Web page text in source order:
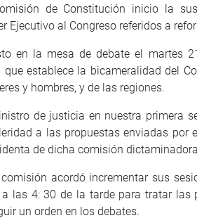
de Constitución inicio la
Ejecutivo al Congreso referidos a
en la mesa de debate el martes
que establece la bicameralidad del
y hombres, y de las regiones.
de justicia en nuestra primera
a las propuestas enviadas por
de dicha comisión
acordó incrementar sus
las 4: 30 de la tarde para tratar las
un orden en los debates.